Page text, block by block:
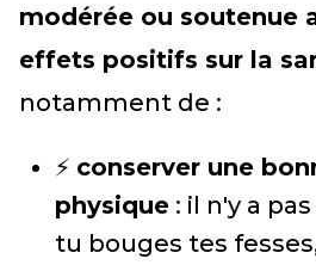
modérée ou soutenue
effets positifs sur la
notamment de :
⚡ conserver une
physique : il n'y a
tu bouges tes